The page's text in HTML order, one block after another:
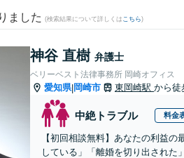
ました (検索結果について詳しくは こちら)
神谷 直樹 弁護士
ベリーベスト法律事務所 岡崎オフィス
愛知県|岡崎市 東岡崎駅 から徒
中絶トラブル 料金
【初回相談無料】あなたの利益
している」「離婚を切り出された